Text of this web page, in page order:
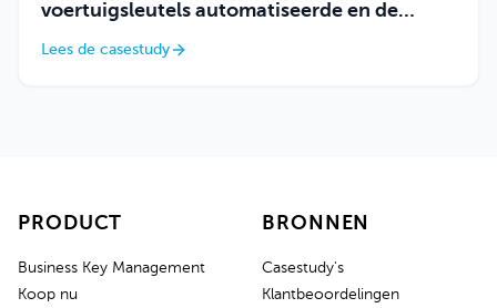
voertuigsleutels automatiseerde en de
Lees de casestudy
PRODUCT
Business Key Management
Koop nu
BRONNEN
Casestudy's
Klantbeoordelingen